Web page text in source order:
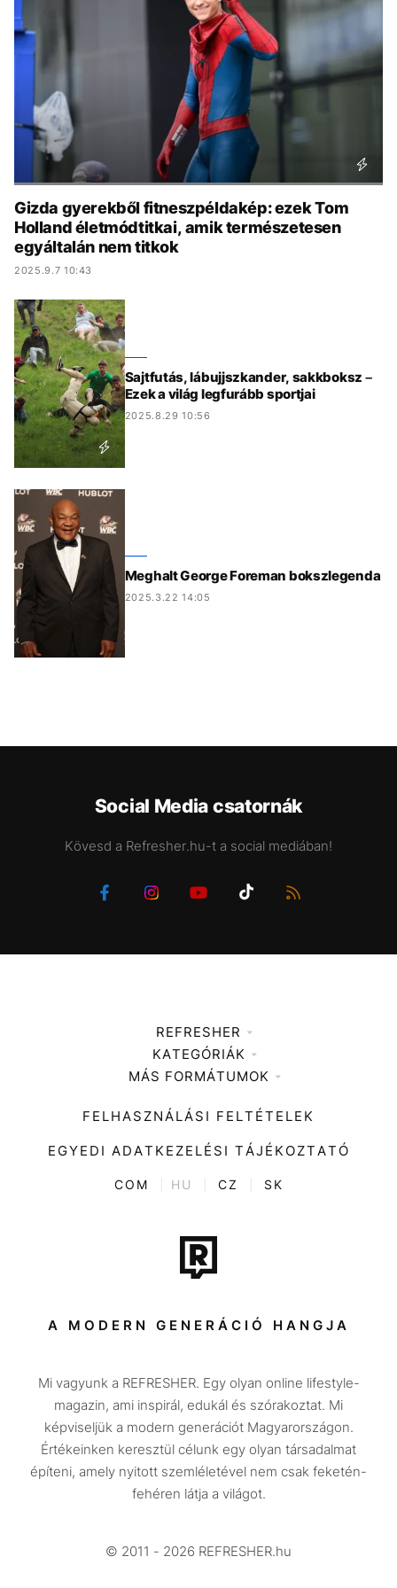
UTAZÁS
ÉLETMÓD DESIGN
ARCOK
VIDEÓ TÖRTÉNETEK
GASZTRO
Gizda gyerekből fitneszpéldakép: ezek Tom
Holland életmódtitkai, amik természetesen
egyáltalán nem titkok
2025.9.7 10:43
Sajtfutás, lábujjszkander, sakkboksz –
Ezek a világ legfurább sportjai
2025.8.29 10:56
Meghalt George Foreman bokszlegenda
2025.3.22 14:05
Social Media csatornák
Kövesd a Refresher.hu-t a social mediában!
REFRESHER
Médiaajánlat
KATEGÓRIÁK
Zene
Divat
Kultúra
ENTR
Tech-Tudomány
Sport
Társadalom
Utazás
Életmód
Design
Beszélgetések
Videó
MÁS FORMÁTUMOK
FELHASZNÁLÁSI FELTÉTELEK
EGYEDI ADATKEZELÉSI TÁJÉKOZTATÓ
COM HU CZ SK
A MODERN GENERÁCIÓ HANGJA
Mi vagyunk a REFRESHER. Egy olyan online lifestyle-
magazin, ami inspirál, edukál és szórakoztat. Mi
képviseljük a modern generációt Magyarországon.
Értékeinken keresztül célunk egy olyan társadalmat
építeni, amely nyitott szemléletével nem csak feketén-
fehéren látja a világot.
© 2011 - 2026 REFRESHER.hu